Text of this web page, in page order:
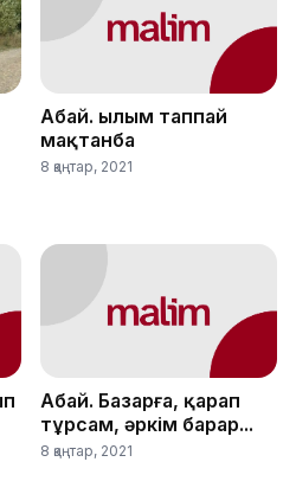
Абай. Ғылым таппай
мақтанба
8 қаңтар, 2021
Абай. Базарға, қарап
тұрсам, әркім барар...
8 қаңтар, 2021